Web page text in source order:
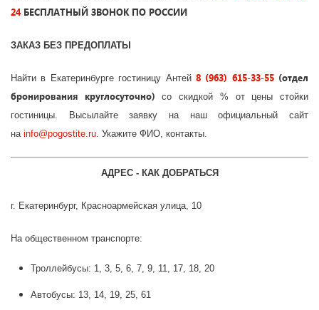
24БЕСПЛАТНЫЙ ЗВОНОК ПО РОССИИ
ЗАКАЗ БЕЗ ПРЕДОПЛАТЫ
Найти в Екатеринбурге гостиницу Антей 8 (963) 615-33-55(отдел
бронирования круглосуточно) со скидкой % от цены стойки
гостиницы. Высылайте заявку на наш официальный сайт
на info@pogostite.ru. Укажите ФИО, контакты.
АДРЕС - КАК ДОБРАТЬСЯ
г. Екатеринбург, Красноармейская улица, 10
На общественном транспорте:
Троллейбусы: 1, 3, 5, 6, 7, 9, 11, 17, 18, 20
Автобусы: 13, 14, 19, 25, 61